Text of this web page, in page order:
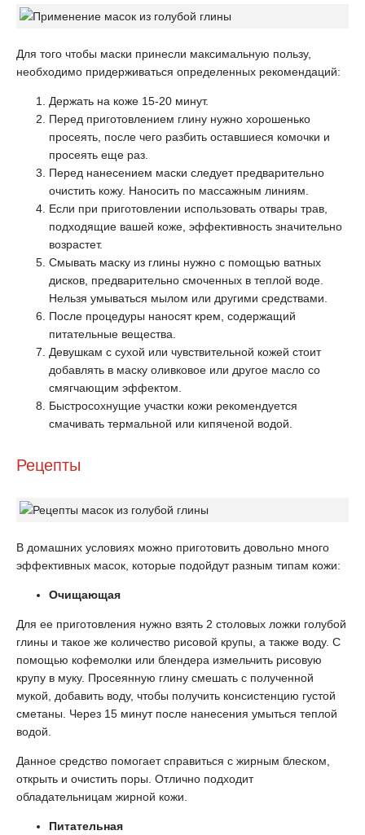
Для того чтобы маски принесли максимальную пользу,
необходимо придерживаться определенных рекомендаций:
Держать на коже 15-20 минут.
Перед приготовлением глину нужно хорошенько
просеять, после чего разбить оставшиеся комочки и
просеять еще раз.
Перед нанесением маски следует предварительно
очистить кожу. Наносить по массажным линиям.
Если при приготовлении использовать отвары трав,
подходящие вашей коже, эффективность значительно
возрастет.
Смывать маску из глины нужно с помощью ватных
дисков, предварительно смоченных в теплой воде.
Нельзя умываться мылом или другими средствами.
После процедуры наносят крем, содержащий
питательные вещества.
Девушкам с сухой или чувствительной кожей стоит
добавлять в маску оливковое или другое масло со
смягчающим эффектом.
Быстросохнущие участки кожи рекомендуется
смачивать термальной или кипяченой водой.
Рецепты
В домашних условиях можно приготовить довольно много
эффективных масок, которые подойдут разным типам кожи:
Очищающая
Для ее приготовления нужно взять 2 столовых ложки голубой
глины и такое же количество рисовой крупы, а также воду. С
помощью кофемолки или блендера измельчить рисовую
крупу в муку. Просеянную глину смешать с полученной
мукой, добавить воду, чтобы получить консистенцию густой
сметаны. Через 15 минут после нанесения умыться теплой
водой.
Данное средство помогает справиться с жирным блеском,
открыть и очистить поры. Отлично подходит
обладательницам жирной кожи.
Питательная